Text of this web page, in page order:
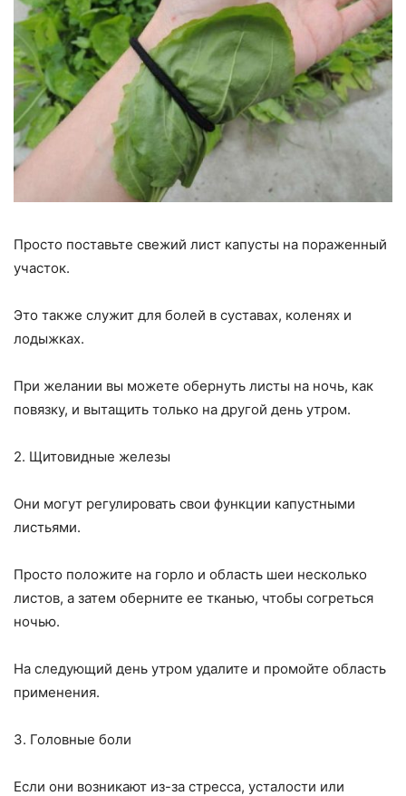
Просто поставьте свежий лист капусты на пораженный
участок.
Это также служит для болей в суставах, коленях и
лодыжках.
При желании вы можете обернуть листы на ночь, как
повязку, и вытащить только на другой день утром.
2. Щитовидные железы
Они могут регулировать свои функции капустными
листьями.
Просто положите на горло и область шеи несколько
листов, а затем оберните ее тканью, чтобы согреться
ночью.
На следующий день утром удалите и промойте область
применения.
3. Головные боли
Если они возникают из-за стресса, усталости или